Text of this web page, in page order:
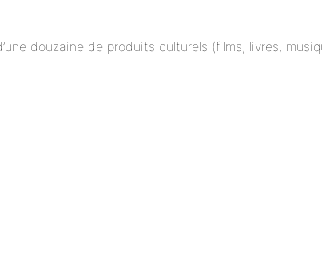
douzaine de produits culturels (films, livres,